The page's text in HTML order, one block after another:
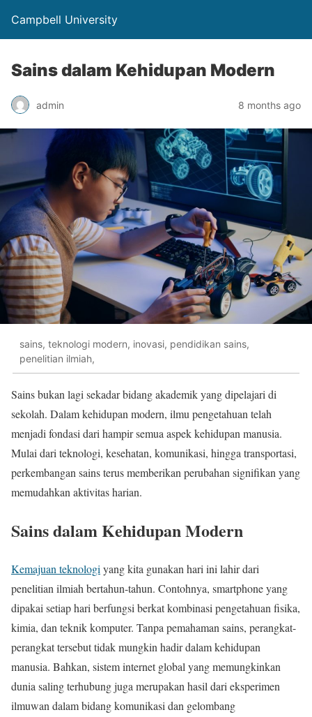
Campbell University
Sains dalam Kehidupan Modern
admin 8 months ago
sains, teknologi modern, inovasi, pendidikan sains,
penelitian ilmiah,
Sains bukan lagi sekadar bidang akademik yang dipelajari di
sekolah. Dalam kehidupan modern, ilmu pengetahuan telah
menjadi fondasi dari hampir semua aspek kehidupan manusia.
Mulai dari teknologi, kesehatan, komunikasi, hingga transportasi,
perkembangan sains terus memberikan perubahan signifikan yang
memudahkan aktivitas harian.
Sains dalam Kehidupan Modern
Kemajuan teknologi yang kita gunakan hari ini lahir dari
penelitian ilmiah bertahun-tahun. Contohnya, smartphone yang
dipakai setiap hari berfungsi berkat kombinasi pengetahuan fisika,
kimia, dan teknik komputer. Tanpa pemahaman sains, perangkat-
perangkat tersebut tidak mungkin hadir dalam kehidupan
manusia. Bahkan, sistem internet global yang memungkinkan
dunia saling terhubung juga merupakan hasil dari eksperimen
ilmuwan dalam bidang komunikasi dan gelombang